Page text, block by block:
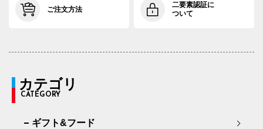
ご注文方法
二要素認証に
ついて
カテゴリ
CATEGORY
ギフト&フード